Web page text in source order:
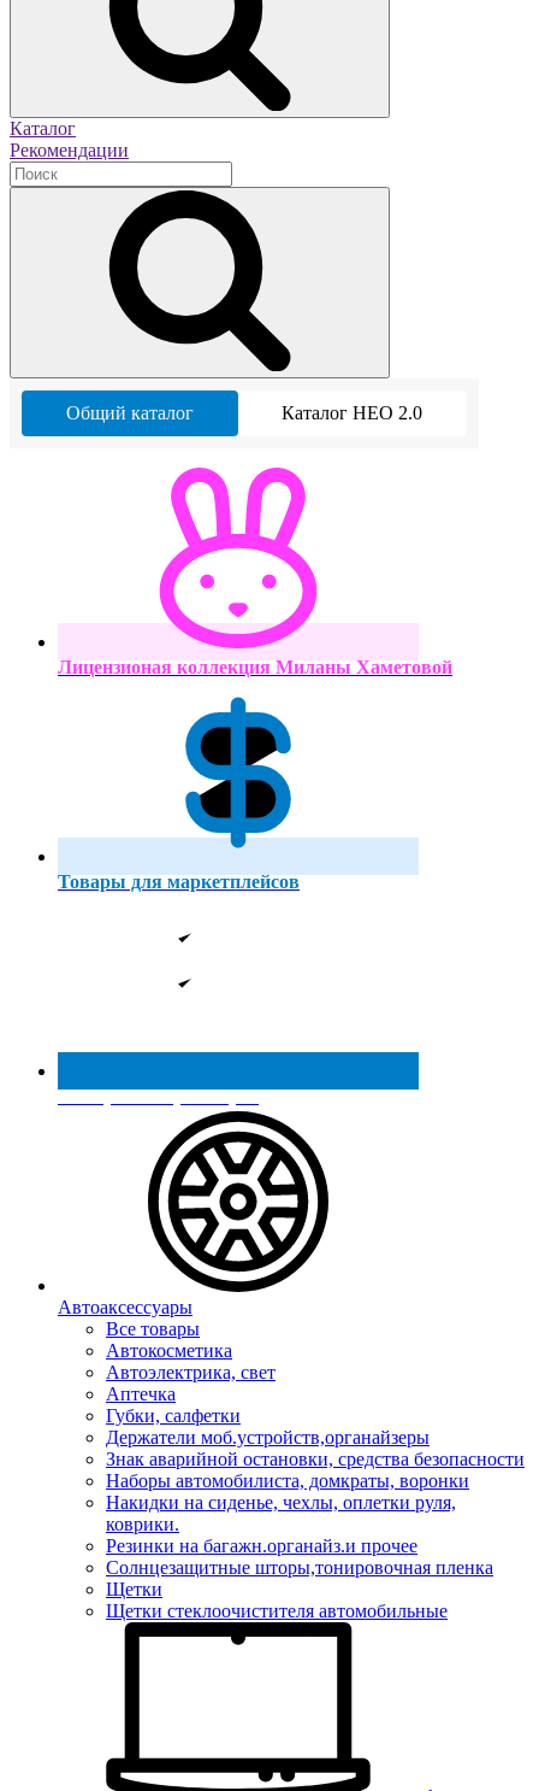
Каталог
Рекомендации
Общий каталог Каталог НЕО 2.0
Лицензионая коллекция Миланы Хаметовой
Товары для маркетплейсов
Реестр МинПромТорга
Автоаксессуары
Все товары
Автокосметика
Автоэлектрика, свет
Аптечка
Губки, салфетки
Держатели моб.устройств,органайзеры
Знак аварийной остановки, средства безопасности
Наборы автомобилиста, домкраты, воронки
Накидки на сиденье, чехлы, оплетки руля,
коврики.
Резинки на багажн.органайз.и прочее
Солнцезащитные шторы,тонировочная пленка
Щетки
Щетки стеклоочистителя автомобильные